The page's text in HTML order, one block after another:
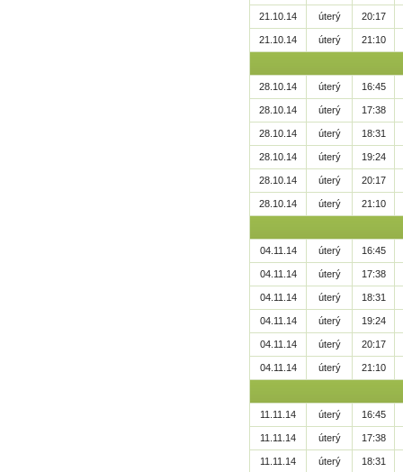
21.10.14 úterý 20:17
21.10.14 úterý 21:10
28.10.14 úterý 16:45
28.10.14 úterý 17:38
28.10.14 úterý 18:31
28.10.14 úterý 19:24
28.10.14 úterý 20:17
28.10.14 úterý 21:10
04.11.14 úterý 16:45
04.11.14 úterý 17:38
04.11.14 úterý 18:31
04.11.14 úterý 19:24
04.11.14 úterý 20:17
04.11.14 úterý 21:10
11.11.14 úterý 16:45
11.11.14 úterý 17:38
11.11.14 úterý 18:31